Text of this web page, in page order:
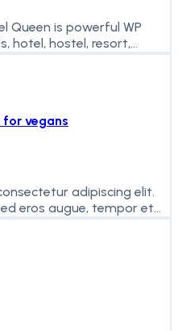
Queen is powerful WP
hotel, hostel, resort,
vegans
adipiscing elit.
eros augue, tempor et